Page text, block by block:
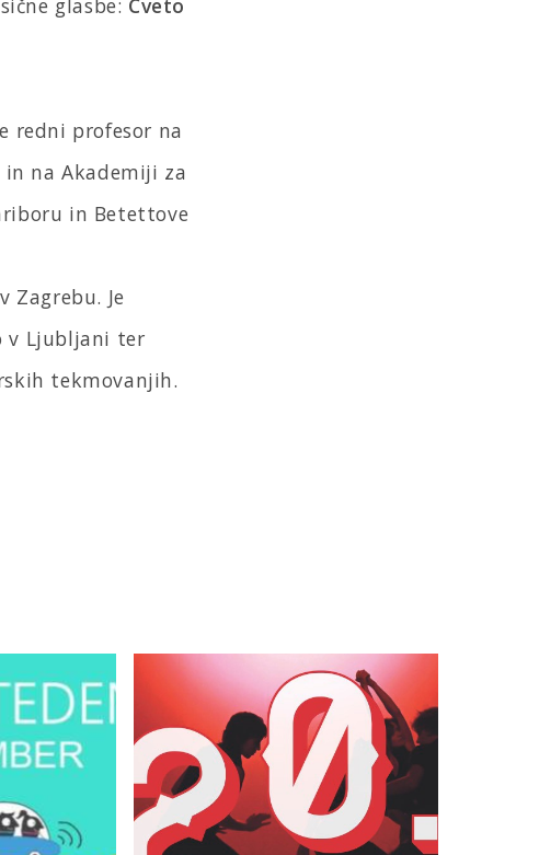
glasbe: Cveto
redni profesor na
na Akademiji za
in Betettove
Je
v Ljubljani ter
tekmovanjih.